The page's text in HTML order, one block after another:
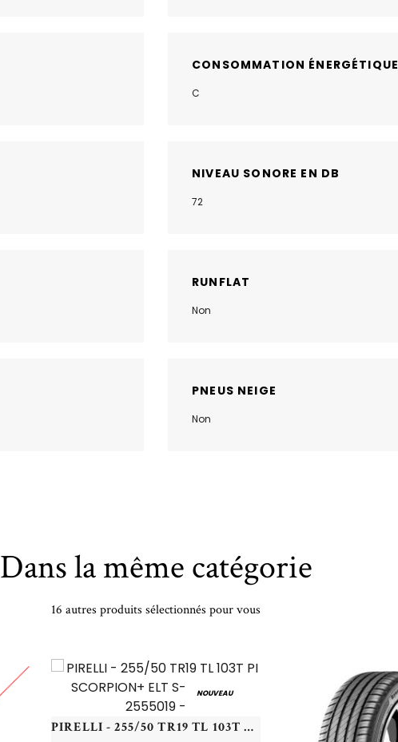
CONSOMMATION ÉNERGÉTIQUE
C
NIVEAU SONORE EN DB
72
RUNFLAT
Non
PNEUS NEIGE
Non
Dans la même catégorie
16 autres produits sélectionnés pour vous
NOUVEAU
PIRELLI - 255/50 TR19 TL 103T PI SCORPION+ ELT S-I DEMO - 2555019 -